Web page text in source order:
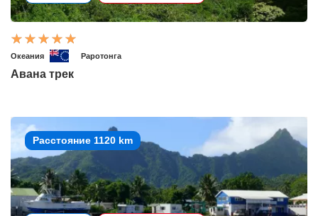
Океания Раротонга
Авана трек
Расстояние 1120 km